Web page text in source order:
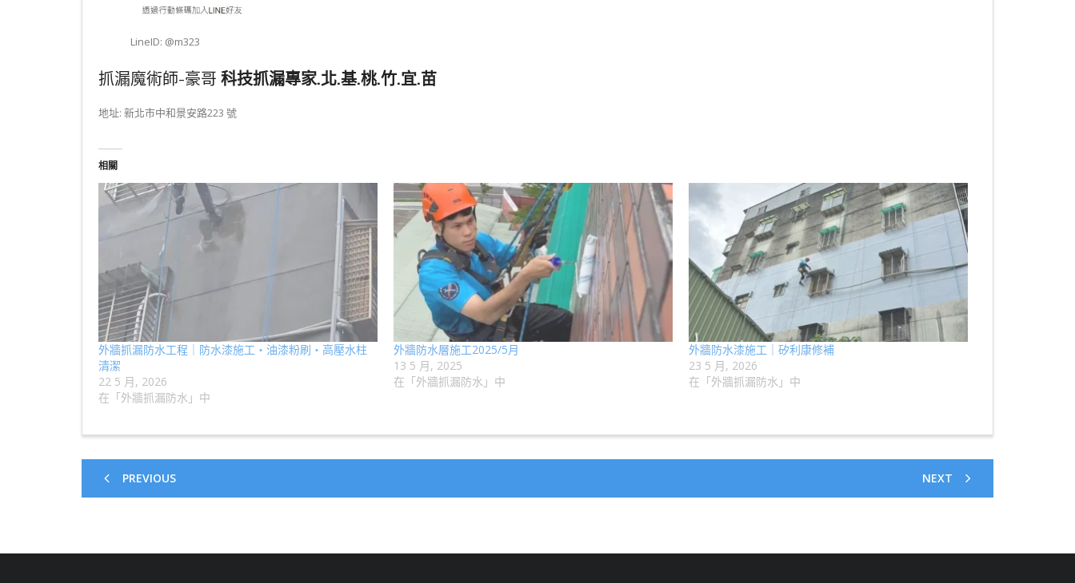
LineID: @m323
抓漏魔術師-豪哥 科技抓漏專家.北.基.桃.竹.宜.苗
地址: 新北市中和景安路223 號
相關
外牆抓漏防水工程｜防水漆施工・油漆粉刷・高壓水柱
清潔
22 5 月, 2026
在「外牆抓漏防水」中
外牆防水層施工2025/5月
13 5 月, 2025
在「外牆抓漏防水」中
外牆防水漆施工｜矽利康修補
23 5 月, 2026
在「外牆抓漏防水」中
PREVIOUS NEXT